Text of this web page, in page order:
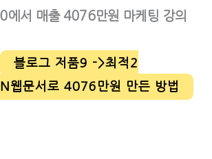
0에서 매출 4076만원 마케팅 강의
블로그 저품9 ->최적2
N웹문서로 4076만원 만든 방법